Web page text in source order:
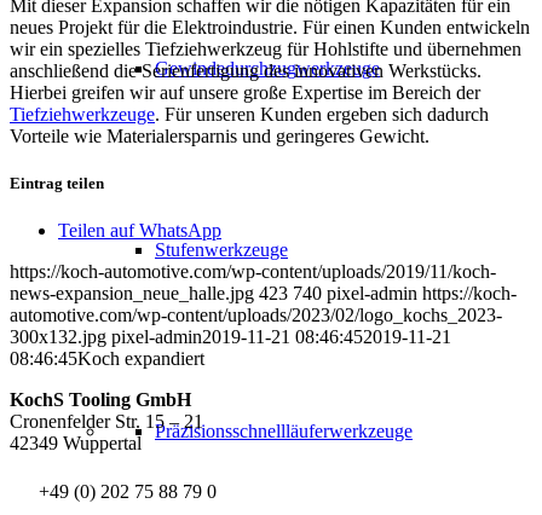
Gewindedurchzugwerkzeuge
Stufenwerkzeuge
Präzisionsschnellläuferwerkzeuge
Mit dieser Expansion schaffen wir die nötigen Kapazitäten für ein
neues Projekt für die Elektroindustrie. Für einen Kunden entwickeln
wir ein spezielles Tiefziehwerkzeug für Hohlstifte und übernehmen
anschließend die Serienfertigung des innovativen Werkstücks.
Hierbei greifen wir auf unsere große Expertise im Bereich der
Tiefziehwerkzeuge. Für unseren Kunden ergeben sich dadurch
Vorteile wie Materialersparnis und geringeres Gewicht.
Eintrag teilen
Teilen auf WhatsApp
https://koch-automotive.com/wp-content/uploads/2019/11/koch-
news-expansion_neue_halle.jpg 423 740 pixel-admin https://koch-
automotive.com/wp-content/uploads/2023/02/logo_kochs_2023-
300x132.jpg pixel-admin2019-11-21 08:46:452019-11-21
08:46:45Koch expandiert
KochS Tooling GmbH
Cronenfelder Str. 15 – 21
42349 Wuppertal
+49 (0) 202 75 88 79 0